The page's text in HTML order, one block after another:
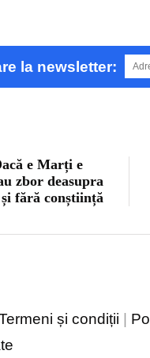
la newsletter:
e Marți e
zbor deasupra
fără conștiință
și condiții |